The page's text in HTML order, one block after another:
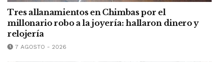
Tres allanamientos en Chimbas por el
millonario robo a la joyería: hallaron dinero y
relojería
7 AGOSTO - 2026